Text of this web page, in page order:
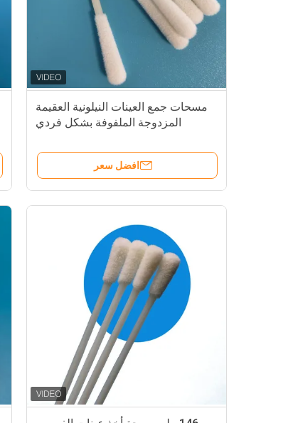
مسحات جمع العينات النيلونية العقيمة
المزدوجة الملفوفة بشكل فردي
افضل سعر